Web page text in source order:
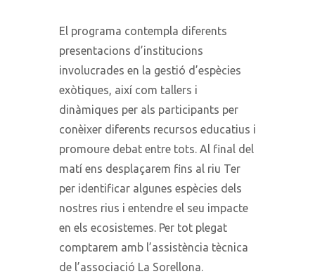
El programa contempla diferents
presentacions d’institucions
involucrades en la gestió d’espècies
exòtiques, així com tallers i
dinàmiques per als participants per
conèixer diferents recursos educatius i
promoure debat entre tots. Al final del
matí ens desplaçarem fins al riu Ter
per identificar algunes espècies dels
nostres rius i entendre el seu impacte
en els ecosistemes. Per tot plegat
comptarem amb l’assistència tècnica
de l’associació La Sorellona.